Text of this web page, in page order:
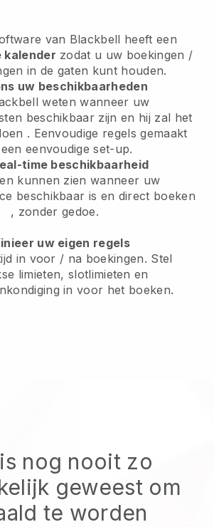
van Blackbell heeft een
kalender zodat u uw boekingen /
in de gaten kunt houden.
uw beschikbaarheden
weten wanneer uw
beschikbaar zijn en hij zal het
. Eenvoudige regels gemaakt
eenvoudige set-up.
time beschikbaarheid
kunnen zien wanneer uw
beschikbaar is en direct boeken
, zonder gedoe.
uw eigen regels
in voor / na boekingen. Stel
limieten, slotlimieten en
in voor het boeken.
nog nooit zo
geweest om
te worden